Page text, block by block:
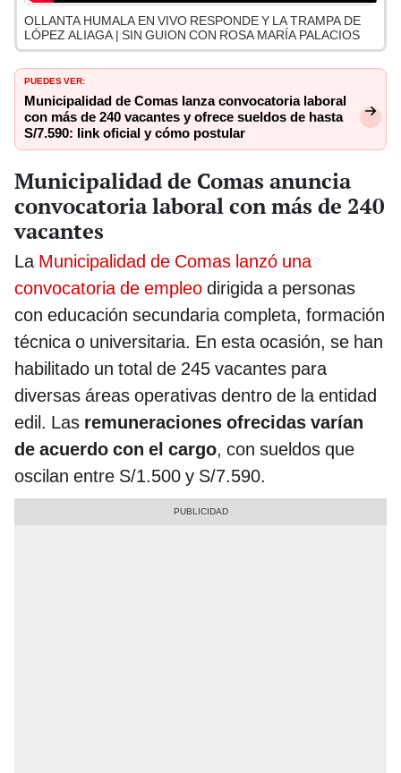
OLLANTA HUMALA EN VIVO RESPONDE Y LA TRAMPA DE
LÓPEZ ALIAGA | SIN GUION CON ROSA MARÍA PALACIOS
PUEDES VER:
Municipalidad de Comas lanza convocatoria laboral
con más de 240 vacantes y ofrece sueldos de hasta
S/7.590: link oficial y cómo postular
Municipalidad de Comas anuncia
convocatoria laboral con más de 240
vacantes
La Municipalidad de Comas lanzó una
convocatoria de empleo dirigida a personas
con educación secundaria completa, formación
técnica o universitaria. En esta ocasión, se han
habilitado un total de 245 vacantes para
diversas áreas operativas dentro de la entidad
edil. Las remuneraciones ofrecidas varían
de acuerdo con el cargo, con sueldos que
oscilan entre S/1.500 y S/7.590.